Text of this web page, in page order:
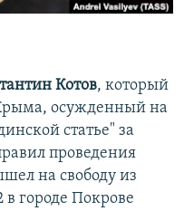
Котов, который
осужденный на
статье" за
проведения
на свободу из
городе Покрове